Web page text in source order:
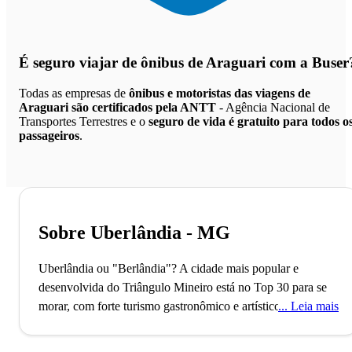
É seguro viajar de ônibus de Araguari com a
Todas as empresas de ônibus e motoristas das viagens de
Araguari são certificados pela ANTT - Agência Nacional de
Transportes Terrestres e o seguro de vida é gratuito para todos
passageiros.
Sobre Uberlândia - MG
Uberlândia ou "Berlândia"? A cidade mais popular e
desenvolvida do Triângulo Mineiro está no Top 30 para se
morar, com forte turismo gastronômico e artístico. O
Leia mais